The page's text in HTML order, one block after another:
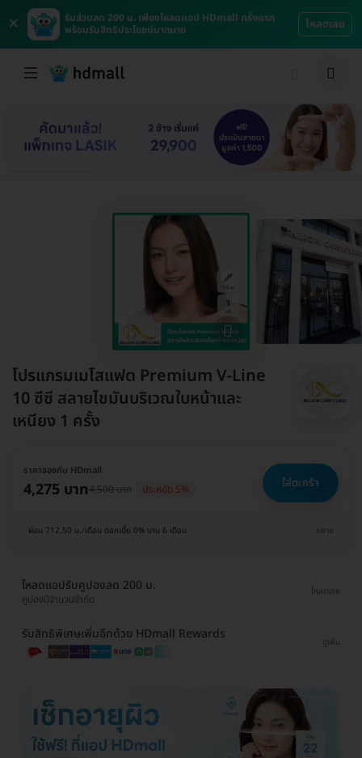
×
รับส่วนลด 200 บ. เพียงโหลดแอป HDmall ครั้งแรก
พร้อมรับสิทธิประโยชน์มากมาย
โหลดเลย
โปรแกรมเมโสแฟต Premium V-Line
10 ซีซี สลายไขมันบริเวณใบหน้าและ
เหนียง 1 ครั้ง
ราคาจองกับ HDmall
4,275 บาท4,500 บาท ประหยัด 5% ใส่ตะกร้า
ผ่อน 712.50 บ./เดือน ดอกเบี้ย 0% นาน 6 เดือน ขยาย
โหลดแอปรับคูปองลด 200 บ.
คูปองมีจำนวนจำกัด
โหลดเลย
รับสิทธิพิเศษเพิ่มอีกด้วย HDmall Rewards
ดูเพิ่ม